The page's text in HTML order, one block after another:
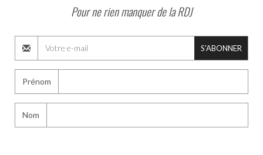
Pour ne rien manquer de la RDJ
S'ABONNER
Prénom
Nom